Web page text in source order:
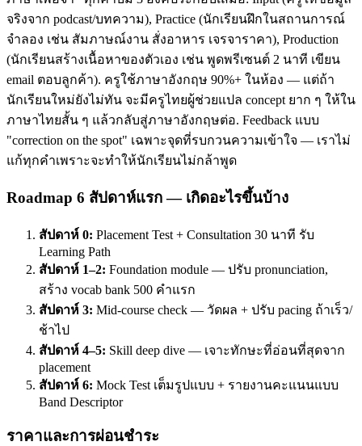
จริงจาก podcast/บทความ), Practice (นักเรียนฝึกในสถานการณ์
จำลอง เช่น สัมภาษณ์งาน สั่งอาหาร เจรจาราคา), Production
(นักเรียนสร้างเนื้อหาของตัวเอง เช่น พูดพรีเซนต์ 2 นาที เขียน
email ตอบลูกค้า). ครูใช้ภาษาอังกฤษ 90%+ ในห้อง — แต่ถ้า
นักเรียนใหม่ยังไม่ทัน จะมีครูไทยผู้ช่วยแปล concept ยาก ๆ ให้ใน
ภาษาไทยสั้น ๆ แล้วกลับสู่ภาษาอังกฤษต่อ. Feedback แบบ
"correction on the spot" เฉพาะจุดที่รบกวนความเข้าใจ — เราไม่
แก้ทุกคำเพราะจะทำให้นักเรียนไม่กล้าพูด
Roadmap 6 สัปดาห์แรก — เกิดอะไรขึ้นบ้าง
สัปดาห์ 0: Placement Test + Consultation 30 นาที รับ
Learning Path
สัปดาห์ 1–2: Foundation module — ปรับ pronunciation,
สร้าง vocab bank 500 คำแรก
สัปดาห์ 3: Mid-course check — วัดผล + ปรับ pacing ถ้าเร็ว/
ช้าไป
สัปดาห์ 4–5: Skill deep dive — เจาะทักษะที่อ่อนที่สุดจาก
placement
สัปดาห์ 6: Mock Test เต็มรูปแบบ + รายงานคะแนนแบบ
Band Descriptor
ราคาและการผ่อนชำระ